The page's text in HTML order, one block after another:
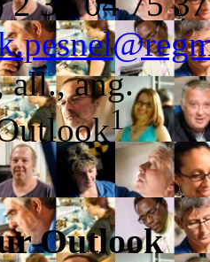
all., ang.
1
Outlook